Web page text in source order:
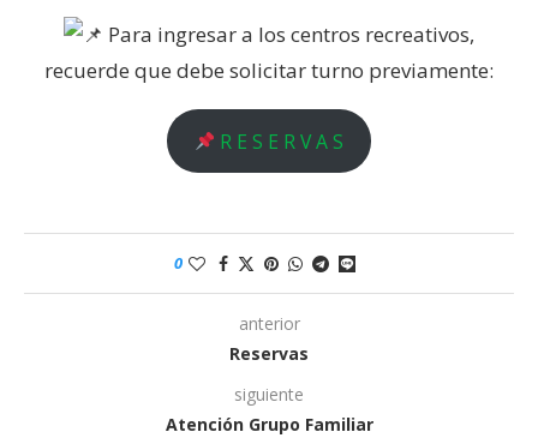
Para ingresar a los centros recreativos,
recuerde que debe solicitar turno previamente:
R E S E R V A S
0
anterior
Reservas
siguiente
Atención Grupo Familiar